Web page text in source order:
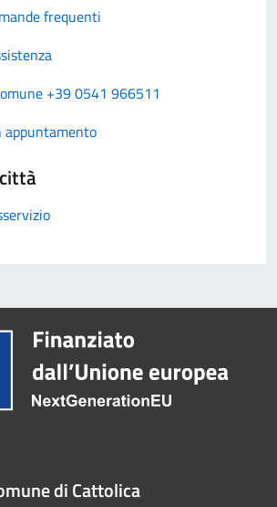
frequenti
+39 0541 966511
appuntamento
di Cattolica